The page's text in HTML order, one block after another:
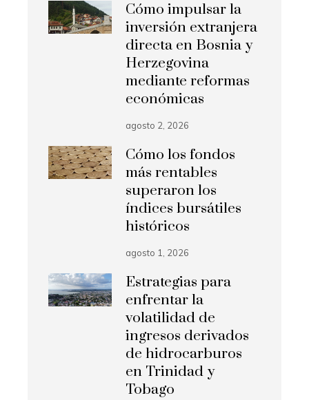
Cómo impulsar la
inversión extranjera
directa en Bosnia y
Herzegovina
mediante reformas
económicas
agosto 2, 2026
Cómo los fondos
más rentables
superaron los
índices bursátiles
históricos
agosto 1, 2026
Estrategias para
enfrentar la
volatilidad de
ingresos derivados
de hidrocarburos
en Trinidad y
Tobago